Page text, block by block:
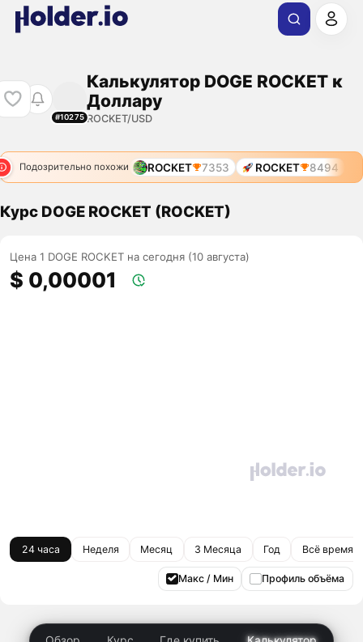
#10275
Калькулятор DOGE ROCKET к
Доллару
ROCKET/USD
Подозрительно похожи ROCKET 7353 ROCKET 8494
Курс DOGE ROCKET (ROCKET)
Цена 1 DOGE ROCKET на сегодня (10 августа)
$ 0,00001
24 часа Неделя Месяц 3 Месяца Год Всё время
Макс / Мин Профиль объёма